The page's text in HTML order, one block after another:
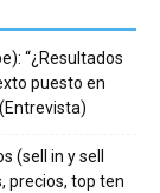
“¿Resultados
puesto en
(sell in y sell
precios, top ten